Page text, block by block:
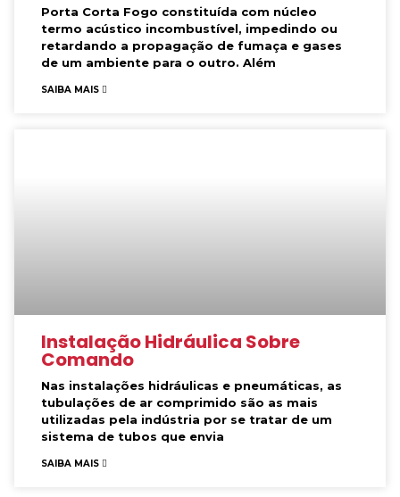
Porta Corta Fogo constituída com núcleo
termo acústico incombustível, impedindo ou
retardando a propagação de fumaça e gases
de um ambiente para o outro. Além
SAIBA MAIS
Instalação Hidráulica Sobre
Comando
Nas instalações hidráulicas e pneumáticas, as
tubulações de ar comprimido são as mais
utilizadas pela indústria por se tratar de um
sistema de tubos que envia
SAIBA MAIS